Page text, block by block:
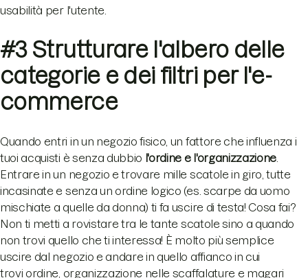
usabilità per l'utente.
#3 Strutturare l'albero delle
categorie e dei filtri per l'e-
commerce
Quando entri in un negozio fisico, un fattore che influenza i
tuoi acquisti è senza dubbio l'ordine e l'organizzazione
Entrare in un negozio e trovare mille scatole in giro, tutte
incasinate e senza un ordine logico (es. scarpe da uomo
mischiate a quelle da donna) ti fa uscire di testa! Cosa fai?
Non ti metti a rovistare tra le tante scatole sino a quando
non trovi quello che ti interessa! È molto più semplice
uscire dal negozio e andare in quello affianco in cui
trovi ordine, organizzazione nelle scaffalature e magari